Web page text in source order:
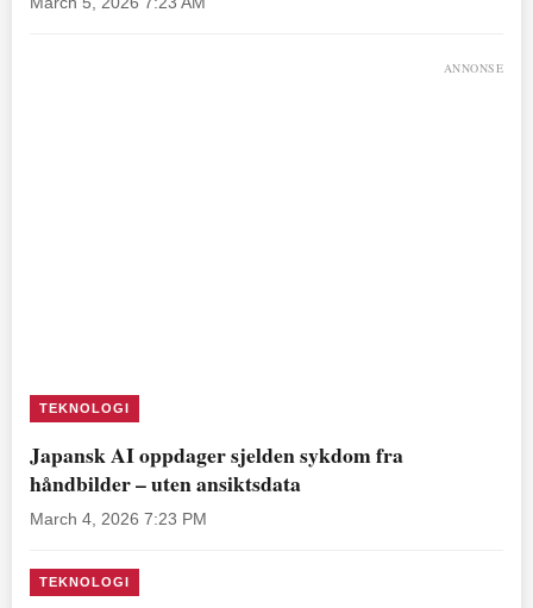
ANNONSE
TEKNOLOGI
Japansk AI oppdager sjelden sykdom fra
håndbilder – uten ansiktsdata
March 4, 2026 7:23 PM
TEKNOLOGI